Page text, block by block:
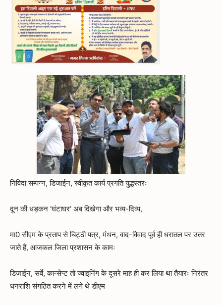
निविदा सम्पन्न, डिजाईन, स्वीकृत कार्य प्रगति युद्धस्तरः
दून की धड़कन ‘घंटाघर‘ अब दिखेगा और भव्य-दिव्य,
मा0 सीएम के प्रताप से चिट्ठी पत्र, मंथन, वाद-विवाद पूर्व ही धरातल पर उतर
जाते हैं, आजकल जिला प्रशासन के कामः
डिजाईन, सर्वे, कान्सेप्ट तो ज्वाइनिंग के दूसरे माह ही कर लिया था तैयारः निरंतर
धनराशि संगठित करने में लगे थे डीएम